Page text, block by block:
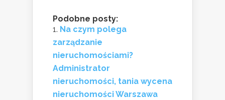
Podobne posty:
Na czym polega
zarządzanie
nieruchomościami?
Administrator
nieruchomości, tania wycena
nieruchomości Warszawa